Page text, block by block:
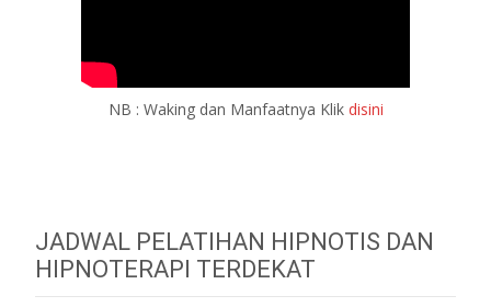
NB : Waking dan Manfaatnya Klik disini
JADWAL PELATIHAN HIPNOTIS DAN
HIPNOTERAPI TERDEKAT